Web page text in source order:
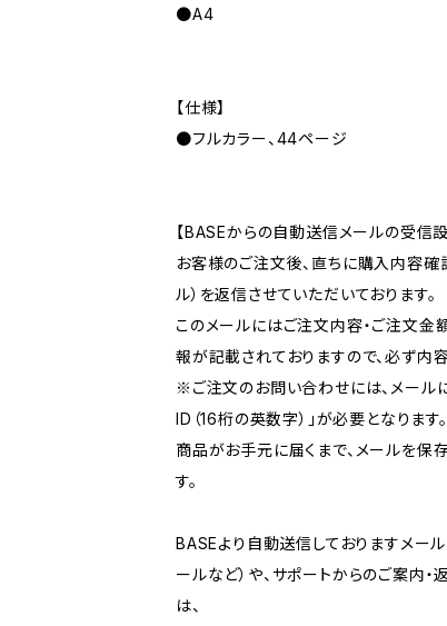
●A4
【仕様】
●フルカラー、44ページ
【BASEからの自動送信メールの受信設
お客様のご注文後、直ちに購入内容確
ル）を返信させていただいております。
このメールにはご注文内容・ご注文金
報が記載されておりますので、必ず内
※ご注文のお問い合わせには、メール
ID（16桁の英数字）」が必要となります。
商品がお手元に届くまで、メールを保
す。
BASEより自動送信しておりますメー
ールなど）や、サポートからのご案内
は、